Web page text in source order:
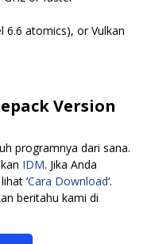
6.6 atomics), or Vulkan
Version
programnya dari sana.
IDM. Jika Anda
‘Cara Download‘.
beritahu kami di